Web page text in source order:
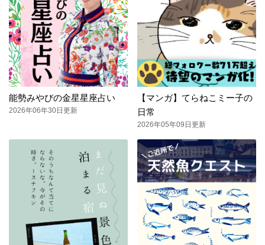
能勢みやびの金星星座占い
2026年06年30日更新
【マンガ】てらねこミー子の
日常
2026年05年09日更新